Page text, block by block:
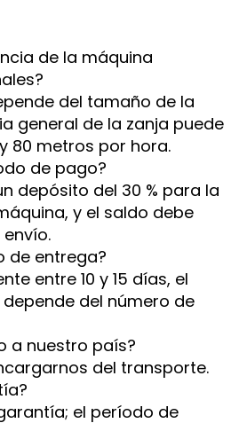
de la máquina
del tamaño de la
general de la zanja puede
80 metros por hora.
de pago?
depósito del 30 % para la
y el saldo debe
de entrega?
entre 10 y 15 días, el
del número de
a nuestro país?
del transporte.
el período de